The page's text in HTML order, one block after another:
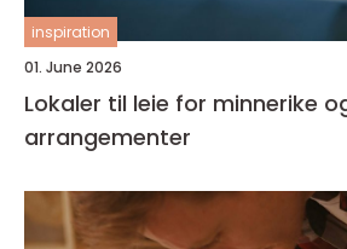
inspiration
01. June 2026
Lokaler til leie for minnerike
arrangementer